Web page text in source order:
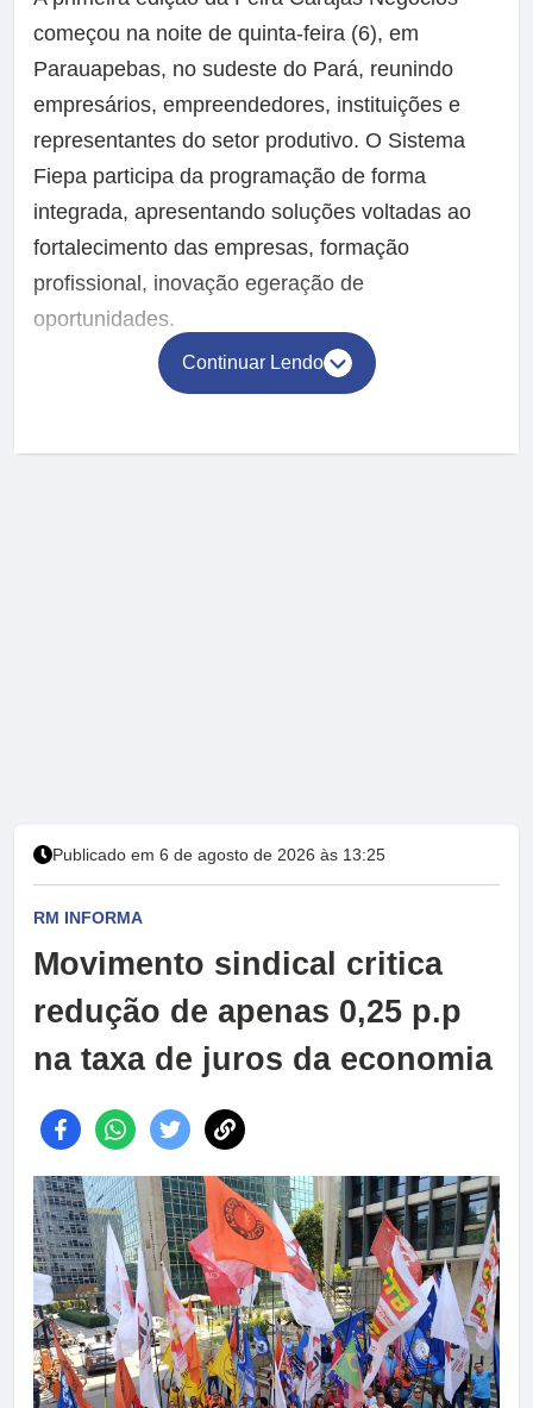
começou na noite de quinta-feira (6), em
Parauapebas, no sudeste do Pará, reunindo
empresários, empreendedores, instituições e
representantes do setor produtivo. O Sistema
Fiepa participa da programação de forma
integrada, apresentando soluções voltadas ao
fortalecimento das empresas, formação
profissional, inovação egeração de
oportunidades.
Continuar Lendo
Publicado em 6 de agosto de 2026 às 13:25
RM INFORMA
Movimento sindical critica
redução de apenas 0,25 p.p
na taxa de juros da economia